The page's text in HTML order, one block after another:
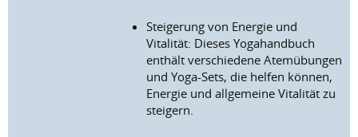
Steigerung von Energie und
Vitalität: Dieses Yogahandbuch
enthält verschiedene Atemübungen
und Yoga-Sets, die helfen können,
Energie und allgemeine Vitalität zu
steigern.